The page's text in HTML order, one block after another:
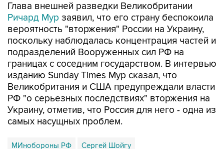
Глава внешней разведки Великобритании
Ричард Мур заявил, что его страну беспокоила
вероятность "вторжения" России на Украину,
поскольку наблюдалась концентрация частей и
подразделений Вооруженных сил РФ на
границах с соседним государством. В интервью
изданию Sunday Times Мур сказал, что
Великобритания и США предупреждали власти
РФ "о серьезных последствиях" вторжения на
Украину, отметив, что Россия для него - одна из
самых насущных проблем.
МИнобороны РФ Сергей Шойгу